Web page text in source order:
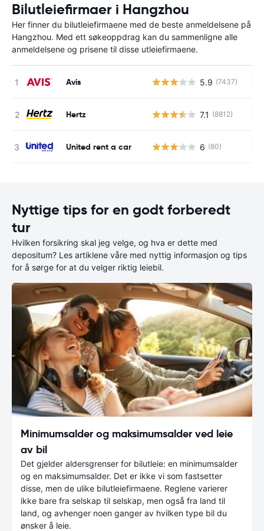
Bilutleiefirmaer i Hangzhou
Her finner du bilutleiefirmaene med de beste anmeldelsene på
Hangzhou. Med ett søkeoppdrag kan du sammenligne alle
anmeldelsene og prisene til disse utleiefirmaene.
Avis 5.9 (7437)
Hertz 7.1 (8812)
United rent a car 6 (80)
Nyttige tips for en godt forberedt
tur
Hvilken forsikring skal jeg velge, og hva er dette med
depositum? Les artiklene våre med nyttig informasjon og tips
for å sørge for at du velger riktig leiebil.
Minimumsalder og maksimumsalder ved leie
av bil
Det gjelder aldersgrenser for bilutleie: en minimumsalder
og en maksimumsalder. Det er ikke vi som fastsetter
disse, men de ulike bilutleiefirmaene. Reglene varierer
ikke bare fra selskap til selskap, men også fra land til
land, og avhenger noen ganger av hvilken type bil du
ønsker å leie.